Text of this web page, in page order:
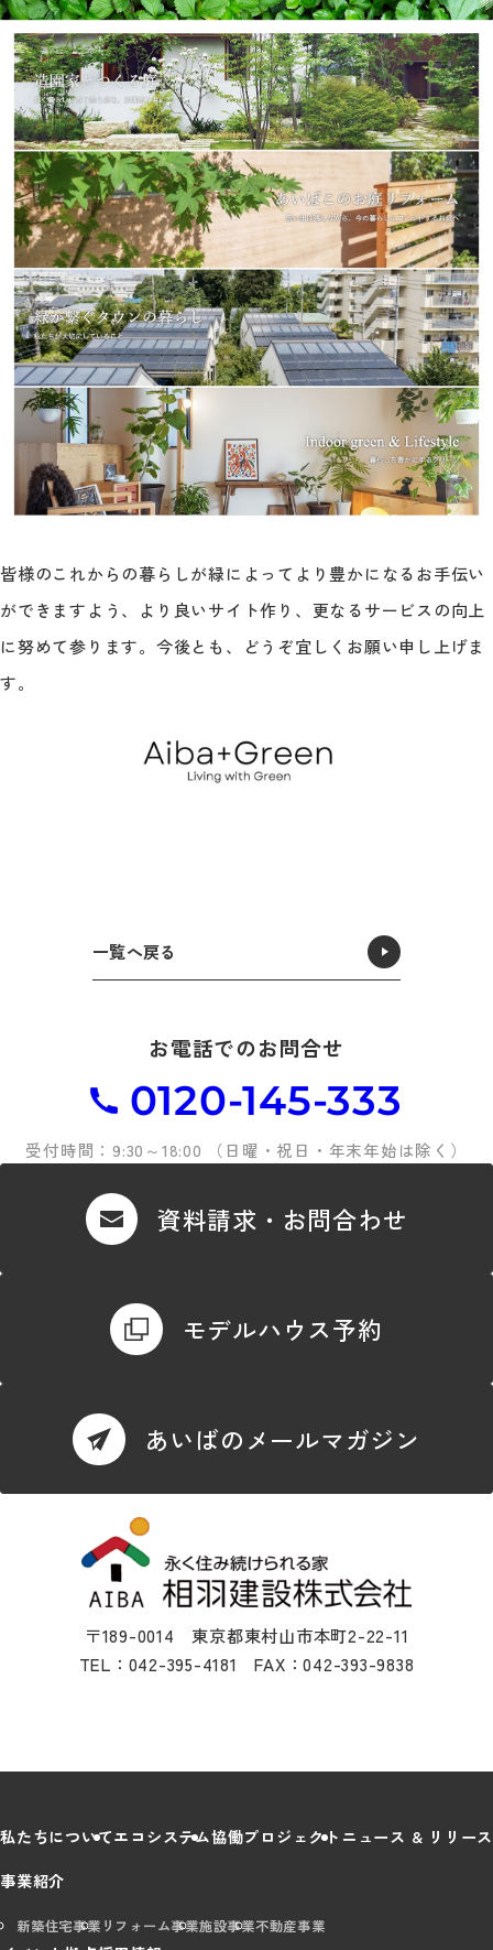
皆様のこれからの暮らしが緑によってより豊かになるお手伝い
ができますよう、より良いサイト作り、更なるサービスの向上
に努めて参ります。今後とも、どうぞ宜しくお願い申し上げま
す。
一覧へ戻る
お電話でのお問合せ
0120-145-333
受付時間：9:30～18:00 （日曜・祝日・年末年始は除く）
資料請求・お問合わせ
モデルハウス予約
あいばのメールマガジン
〒189-0014 東京都東村山市本町2-22-11
TEL：042-395-4181 FAX：042-393-9838
私たちについてエコシステム協働プロジェクト ニュース & リリース
事業紹介
新築住宅事業 リフォーム事業施設事業不動産事業